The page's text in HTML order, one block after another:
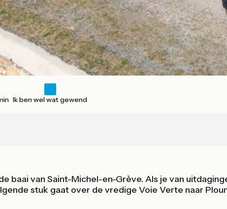
Ik ben wel wat gewend
baai van Saint-Michel-en-Grève. Als je van
stuk gaat over de vredige Voie Verte naar